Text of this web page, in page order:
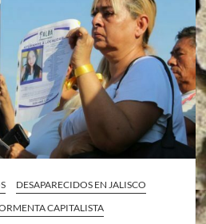
DESAPARECIDOS EN JALISCO
CAPITALISTA